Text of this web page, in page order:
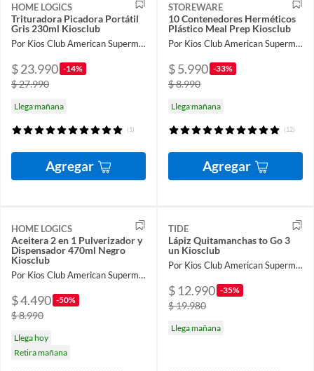
HOME LOGICS
Trituradora Picadora Portátil
Gris 230ml Kiosclub
Por Kios Club American Supermarket
$ 23.990 -14%
$ 27.990
Llega mañana
(1)
Agregar
STOREWARE
10 Contenedores Herméticos
Plástico Meal Prep Kiosclub
Por Kios Club American Supermarket
$ 5.990 -33%
$ 8.990
Llega mañana
(12)
Agregar
HOME LOGICS
Aceitera 2 en 1 Pulverizador y
Dispensador 470ml Negro
Kiosclub
Por Kios Club American Supermarket
$ 4.490 -50%
$ 8.990
Llega hoy
Retira mañana
TIDE
Lápiz Quitamanchas to Go 3
un Kiosclub
Por Kios Club American Supermarket
$ 12.990 -35%
$ 19.980
Llega mañana